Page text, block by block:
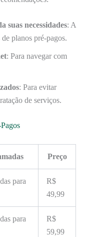
suas necessidades: A
planos pré-pagos.
: Para navegar com
: Para evitar
de serviços.
Preço
para
R$
49,99
para
R$
59,99